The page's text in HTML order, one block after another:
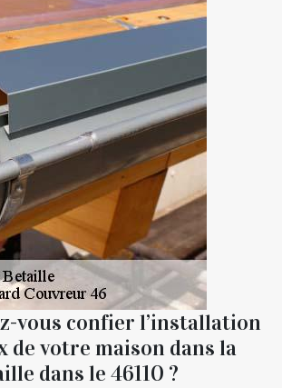
vous confier l’installation
de votre maison dans la
dans le 46110 ?